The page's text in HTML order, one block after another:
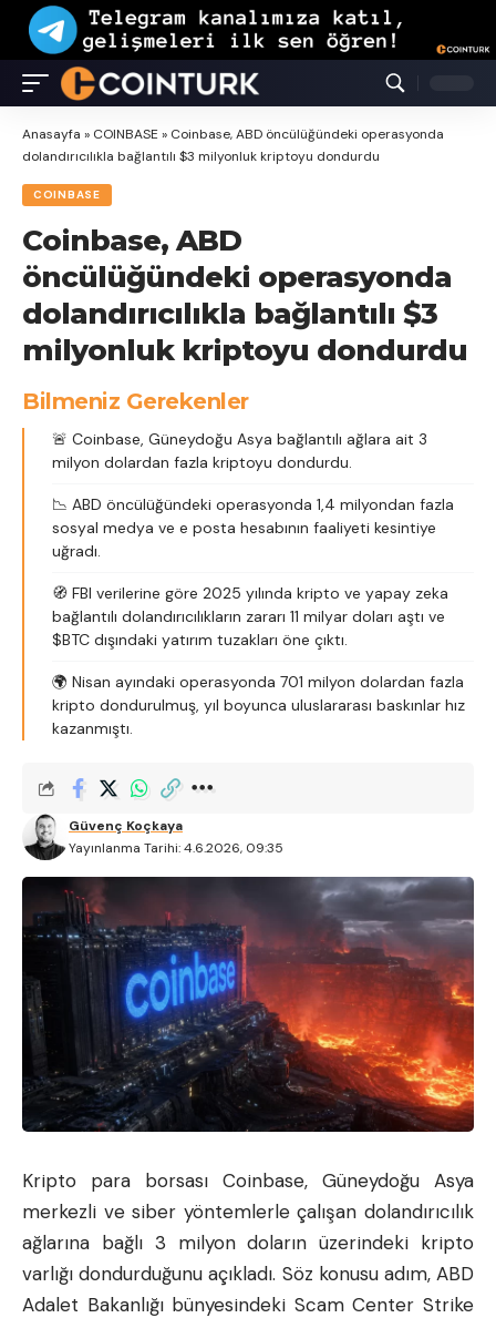
Anasayfa » COINBASE » Coinbase, ABD öncülüğündeki operasyonda
dolandırıcılıkla bağlantılı $3 milyonluk kriptoyu dondurdu
COINBASE
Coinbase, ABD
öncülüğündeki operasyonda
dolandırıcılıkla bağlantılı $3
milyonluk kriptoyu dondurdu
Bilmeniz Gerekenler
🚨 Coinbase, Güneydoğu Asya bağlantılı ağlara ait 3
milyon dolardan fazla kriptoyu dondurdu.
📉 ABD öncülüğündeki operasyonda 1,4 milyondan fazla
sosyal medya ve e posta hesabının faaliyeti kesintiye
uğradı.
🧭 FBI verilerine göre 2025 yılında kripto ve yapay zeka
bağlantılı dolandırıcılıkların zararı 11 milyar doları aştı ve
$BTC dışındaki yatırım tuzakları öne çıktı.
🌍 Nisan ayındaki operasyonda 701 milyon dolardan fazla
kripto dondurulmuş, yıl boyunca uluslararası baskınlar hız
kazanmıştı.
Yayınlanma Tarihi: 4.6.2026, 09:35
Güvenç Koçkaya
Kripto para borsası Coinbase, Güneydoğu Asya
merkezli ve siber yöntemlerle çalışan dolandırıcılık
ağlarına bağlı 3 milyon doların üzerindeki kripto
varlığı dondurduğunu açıkladı. Söz konusu adım, ABD
Adalet Bakanlığı bünyesindeki Scam Center Strike